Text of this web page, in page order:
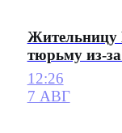
Жительницу
тюрьму из-
12:26
7 АВГ